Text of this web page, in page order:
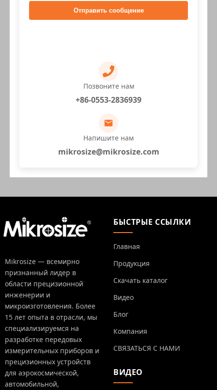
Отправить сообщение
Позвоните нам
+86-0553-2836939
Напишите нам
mikrosize@mikrosize.com
Mikrosize — всемирно
признанный лидер в
области прецизионной
инженерии и
микроизготовления. Более
15 лет опыта в отрасли, мы
специализируемся на
разработке передовых
измерительных приборов и
прецизионных устройств
для аэрокосмической,
автомобильной,
БЫСТРЫЕ ССЫЛКИ
Главная
Продукция
Скачать каталог
Видео
Блог
Компания
СВЯЗАТЬСЯ С НАМИ
ВИДЕО